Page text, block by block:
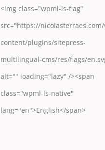
<img class="wpml-ls-flag"
src="https://
content/plugins/sitepress-
multilingual-cms/res/flags/
alt="" loading="lazy" /><span
class="wpml-ls-native"
lang="en">English</span>